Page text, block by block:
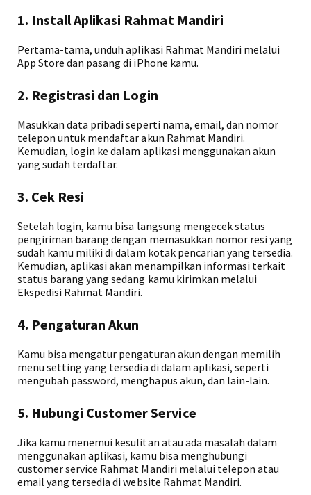
1. Install Aplikasi Rahmat Mandiri
Pertama-tama, unduh aplikasi Rahmat Mandiri melalui
App Store dan pasang di iPhone kamu.
2. Registrasi dan Login
Masukkan data pribadi seperti nama, email, dan nomor
telepon untuk mendaftar akun Rahmat Mandiri.
Kemudian, login ke dalam aplikasi menggunakan akun
yang sudah terdaftar.
3. Cek Resi
Setelah login, kamu bisa langsung mengecek status
pengiriman barang dengan memasukkan nomor resi yang
sudah kamu miliki di dalam kotak pencarian yang tersedia.
Kemudian, aplikasi akan menampilkan informasi terkait
status barang yang sedang kamu kirimkan melalui
Ekspedisi Rahmat Mandiri.
4. Pengaturan Akun
Kamu bisa mengatur pengaturan akun dengan memilih
menu setting yang tersedia di dalam aplikasi, seperti
mengubah password, menghapus akun, dan lain-lain.
5. Hubungi Customer Service
Jika kamu menemui kesulitan atau ada masalah dalam
menggunakan aplikasi, kamu bisa menghubungi
customer service Rahmat Mandiri melalui telepon atau
email yang tersedia di website Rahmat Mandiri.